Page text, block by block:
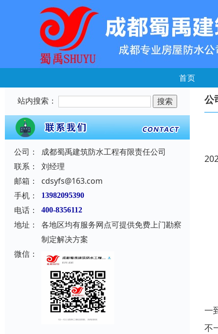
首页
站内搜索：
公司：
成都蜀禹建筑防水工程有限责任公司
联系：
刘经理
邮箱：
cdsyfs@163.com
手机：
13982095390
电话： 400-8356112
地址：
各地区均有服务网点可提供免费上门勘察
制定解决方案
微信：
公
一
不